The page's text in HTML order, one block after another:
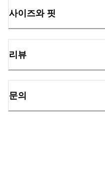
사이즈와 핏
리뷰
문의